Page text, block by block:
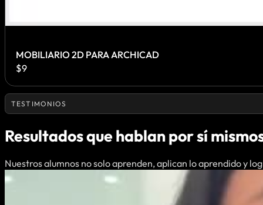
MOBILIARIO 2D PARA ARCHICAD
$9
TESTIMONIOS
Resultados que hablan por sí
Nuestros alumnos no solo aprenden, aplican lo aprendido y